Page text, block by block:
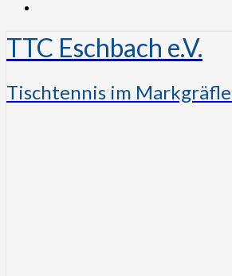
TTC Eschbach e.V.
Tischtennis im